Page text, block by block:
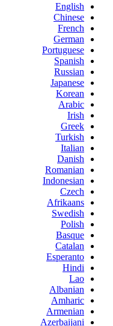
English
Chinese
French
German
Portuguese
Spanish
Russian
Japanese
Korean
Arabic
Irish
Greek
Turkish
Italian
Danish
Romanian
Indonesian
Czech
Afrikaans
Swedish
Polish
Basque
Catalan
Esperanto
Hindi
Lao
Albanian
Amharic
Armenian
Azerbaijani